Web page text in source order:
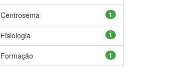
1
Centrosema
1
Fisiologia
1
Formação